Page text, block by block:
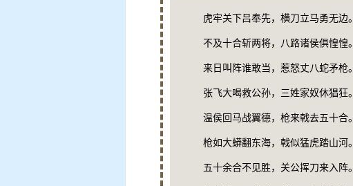
虎牢关下吕奉先，横刀立马勇无边。
不及十合斩两将，八路诸侯俱惶惶。
来日叫阵谁敢当，惹怒丈八蛇矛枪。
张飞大喝救公孙，三姓家奴休猖狂。
温侯回马战翼德，枪来戟去五十合。
枪如大蟒翻东海，戟似猛虎踏山河。
五十余合不见胜，关公挥刀来入阵。